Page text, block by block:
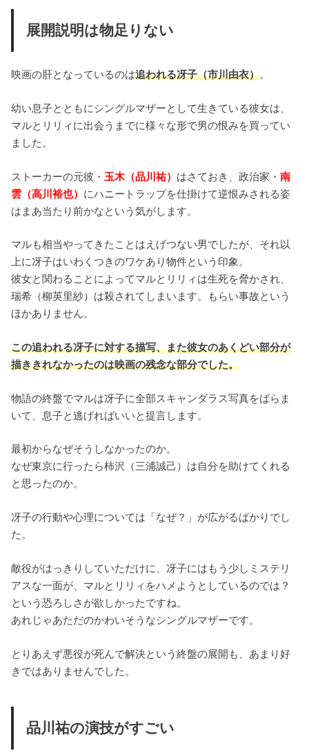
展開説明は物足りない
映画の肝となっているのは追われる冴子（市川由衣）。
幼い息子とともにシングルマザーとして生きている彼女は、
マルとリリィに出会うまでに様々な形で男の恨みを買ってい
ました。
ストーカーの元彼・ 玉木（品川祐） はさておき、政治家・南
雲（高川裕也） にハニートラップを仕掛けて逆恨みされる姿
はまあ当たり前かなという気がします。
マルも相当やってきたことはえげつない男でしたが、それ以
上に冴子はいわくつきのワケあり物件という印象。
彼女と関わることによってマルとリリィは生死を脅かされ、
瑞希（柳英里紗）は殺されてしまいます。もらい事故という
ほかありません。
この追われる冴子に対する描写、また彼女のあくどい部分が
描ききれなかったのは映画の残念な部分でした。
物語の終盤でマルは冴子に全部スキャンダラス写真をばらま
いて、息子と逃げればいいと提言します。
最初からなぜそうしなかったのか。
なぜ東京に行ったら柿沢（三浦誠己）は自分を助けてくれる
と思ったのか。
冴子の行動や心理については「なぜ？」が広がるばかりでし
た。
敵役がはっきりしていただけに、冴子にはもう少しミステリ
アスな一面が、マルとリリィをハメようとしているのでは？
という恐ろしさが欲しかったですね。
あれじゃあただのかわいそうなシングルマザーです。
とりあえず悪役が死んで解決という終盤の展開も、あまり好
きではありませんでした。
品川祐の演技がすごい